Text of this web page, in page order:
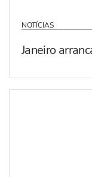
NOTÍCIAS
Janeiro